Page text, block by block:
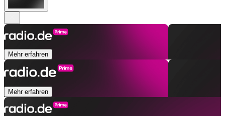
Mehr erfahren
Mehr erfahren